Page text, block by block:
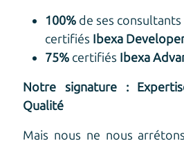
100% de ses
certifiés Ibexa
75% certifiés Ibexa
Notre signature :
Qualité
Mais nous ne nous